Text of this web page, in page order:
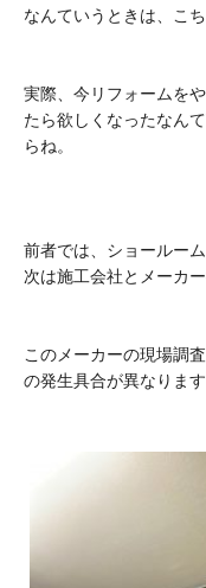
なんていうときは、こ
実際、今リフォームを
たら欲しくなったなん
らね。
前者では、ショールー
次は施工会社とメーカ
このメーカーの現場調
の発生具合が異なります